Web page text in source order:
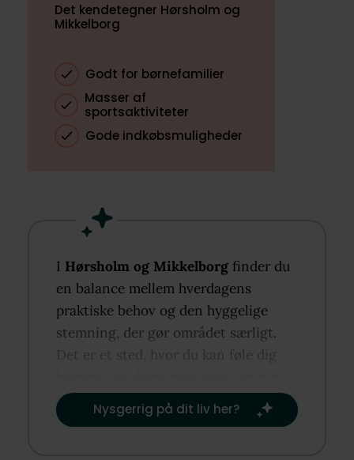
Det kendetegner Hørsholm og
Mikkelborg
Godt for børnefamilier
Masser af
sportsaktiviteter
Gode indkøbsmuligheder
I Hørsholm og Mikkelborg finder du
en balance mellem hverdagens
praktiske behov og den hyggelige
stemning, der gør området særligt.
Det er et sted, hvor du kan føle dig
og traditioner.​
Nysgerrig på dit liv her?​